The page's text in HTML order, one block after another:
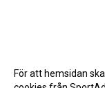
För att hemsidan